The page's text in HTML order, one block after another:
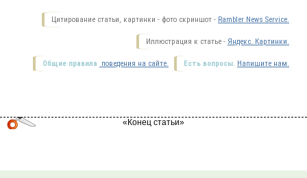
Цитирование статьи, картинки - фото скриншот - Rambler News Service.
Иллюстрация к статье - Яндекс. Картинки.
Есть вопросы. Напишите нам.
Общие правила поведения на сайте.